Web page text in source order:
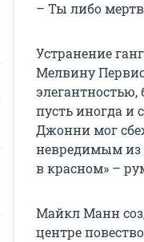
– Ты либо
Устранение
Мелвину
пусть иногда и
Джонни мог
невредимым из
в красном» –
Майкл Манн
центре